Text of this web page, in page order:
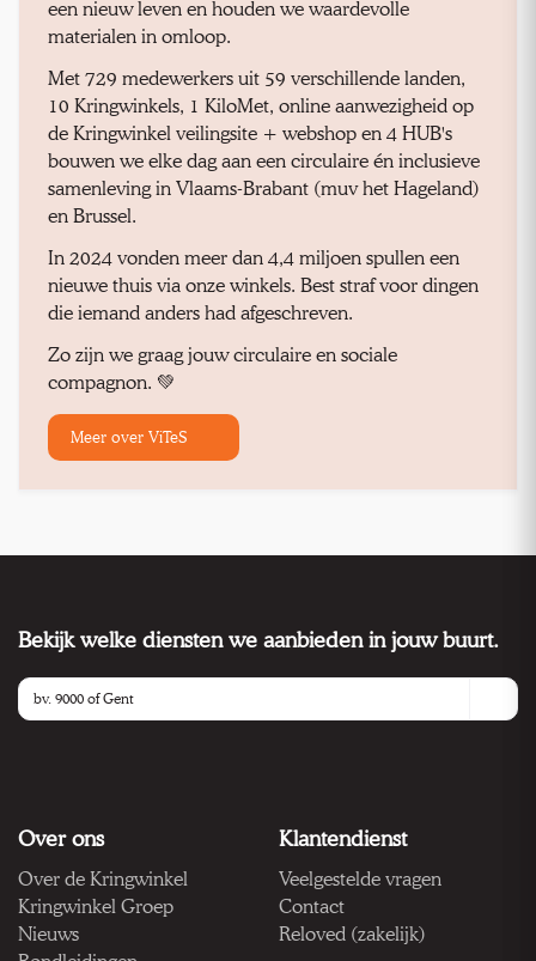
een nieuw leven en houden we waardevolle
materialen in omloop.
Met 729 medewerkers uit 59 verschillende landen,
10 Kringwinkels, 1 KiloMet, online aanwezigheid op
de Kringwinkel veilingsite + webshop en 4 HUB's
bouwen we elke dag aan een circulaire én inclusieve
samenleving in Vlaams-Brabant (muv het Hageland)
en Brussel.
In 2024 vonden meer dan 4,4 miljoen spullen een
nieuwe thuis via onze winkels. Best straf voor dingen
die iemand anders had afgeschreven.
Zo zijn we graag jouw circulaire en sociale
compagnon. 💚
Meer over ViTeS
Bekijk welke diensten we aanbieden in jouw buurt.
Over ons
Over de Kringwinkel
Kringwinkel Groep
Nieuws
Klantendienst
Veelgestelde vragen
Contact
Reloved (zakelijk)